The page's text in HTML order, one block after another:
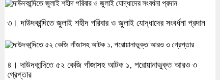
৩। দাউদকান্দিতে জুলাই শহীদ পরিবার ও জুলাই যোদ্ধাদের সংবর্ধনা প্রদান
৪। দাউদকান্দিতে ৫২ কেজি গাঁজাসহ আটক ১, পরোয়ানাভুক্ত আরও ৩
গ্রেপ্তার